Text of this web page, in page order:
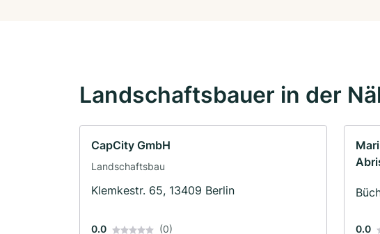
Landschaftsbauer in der
CapCity GmbH
Landschaftsbau
Klemkestr. 65, 13409 Berlin
0.0 (0) 0.0